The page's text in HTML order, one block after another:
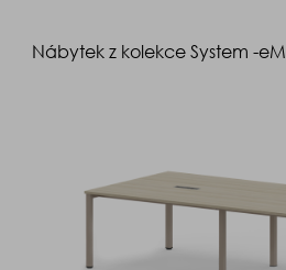
Nábytek z kolekce System -eM